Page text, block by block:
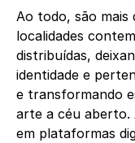
Ao todo, são mais
localidades
distribuídas,
identidade e
e transformando
arte a céu aberto.
em plataformas